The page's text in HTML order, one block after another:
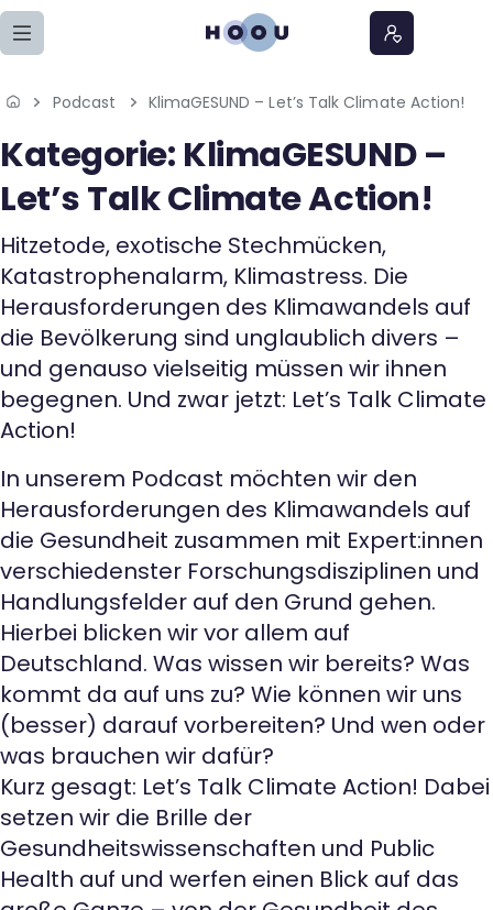
Zum Seiteninhalt springen
Home
Lernangebote
Podcasts
Meine Lernangebote
News
Veranstaltungen
Über uns
Podcast KlimaGESUND – Let’s Talk Climate Action!
Kategorie: KlimaGESUND –
Let’s Talk Climate Action!
Hitzetode, exotische Stechmücken,
Katastrophenalarm, Klimastress. Die
Herausforderungen des Klimawandels auf
die Bevölkerung sind unglaublich divers –
und genauso vielseitig müssen wir ihnen
begegnen. Und zwar jetzt: Let’s Talk Climate
Action!
In unserem Podcast möchten wir den
Herausforderungen des Klimawandels auf
die Gesundheit zusammen mit Expert:innen
verschiedenster Forschungsdisziplinen und
Handlungsfelder auf den Grund gehen.
Hierbei blicken wir vor allem auf
Deutschland. Was wissen wir bereits? Was
kommt da auf uns zu? Wie können wir uns
(besser) darauf vorbereiten? Und wen oder
was brauchen wir dafür?
Kurz gesagt: Let’s Talk Climate Action! Dabei
setzen wir die Brille der
Gesundheitswissenschaften und Public
Health auf und werfen einen Blick auf das